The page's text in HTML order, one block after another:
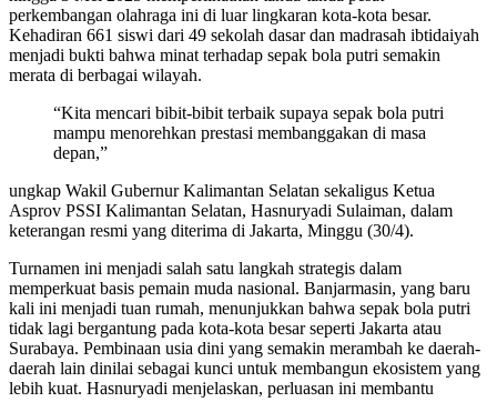
perkembangan olahraga ini di luar lingkaran kota-kota besar.
Kehadiran 661 siswi dari 49 sekolah dasar dan madrasah ibtidaiyah
menjadi bukti bahwa minat terhadap sepak bola putri semakin
merata di berbagai wilayah.
“Kita mencari bibit-bibit terbaik supaya sepak bola putri
mampu menorehkan prestasi membanggakan di masa
depan,”
ungkap Wakil Gubernur Kalimantan Selatan sekaligus Ketua
Asprov PSSI Kalimantan Selatan, Hasnuryadi Sulaiman, dalam
keterangan resmi yang diterima di Jakarta, Minggu (30/4).
Turnamen ini menjadi salah satu langkah strategis dalam
memperkuat basis pemain muda nasional. Banjarmasin, yang baru
kali ini menjadi tuan rumah, menunjukkan bahwa sepak bola putri
tidak lagi bergantung pada kota-kota besar seperti Jakarta atau
Surabaya. Pembinaan usia dini yang semakin merambah ke daerah-
daerah lain dinilai sebagai kunci untuk membangun ekosistem yang
lebih kuat. Hasnuryadi menjelaskan, perluasan ini membantu